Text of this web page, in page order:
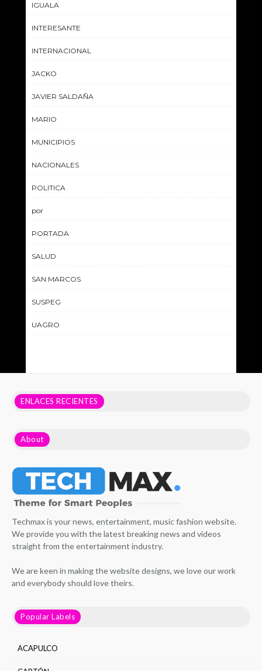
IGUALA
INTERESANTE
INTERNACIONAL
JACKO
JAVIER SALDAÑA
MARIO
MUNICIPIOS
NACIONALES
POLITICA
por
PORTADA
SALUD
SAN MARCOS
SUSPEG
UAGRO
ENLACES RECIENTES
About
Techmax is your news, entertainment, music fashion website.
We provide you with the latest breaking news and videos
straight from the entertainment industry.
We are keen in making the website designs, we love our work
and everybody should love theirs.
Popular Labels
ACAPULCO